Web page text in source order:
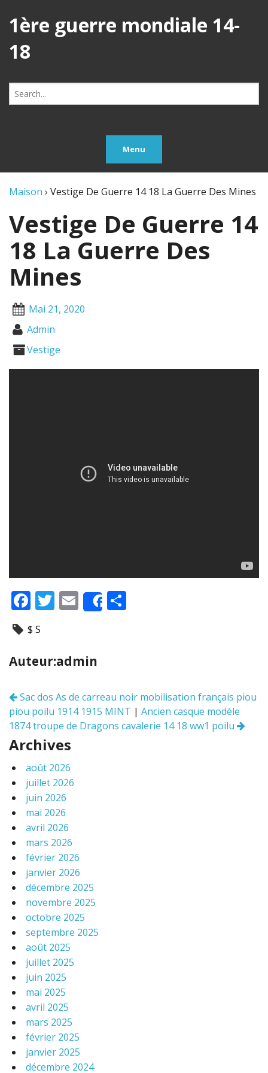
1ère guerre mondiale 14-
18
Search
for:
Menu
Maison › Vestige De Guerre 14 18 La Guerre Des Mines
Vestige De Guerre 14
18 La Guerre Des
Mines
Mai 21, 2020
Admin
Vestige
F
ac
e
b
o
k
T
er
E
m
l
Share
$ S
Auteur:admin
Navigation
des
articles
Sac dos As de carreau noir mobilisation français piou
piou poilu 1914 1915 MINT | Ancien casque modèle
1874 troupe de Dragons cavalerie 14 18 ww1 poilu
Archives
août 2026
juillet 2026
juin 2026
mai 2026
avril 2026
mars 2026
février 2026
janvier 2026
décembre 2025
novembre 2025
octobre 2025
septembre 2025
août 2025
juillet 2025
juin 2025
mai 2025
avril 2025
mars 2025
février 2025
janvier 2025
décembre 2024